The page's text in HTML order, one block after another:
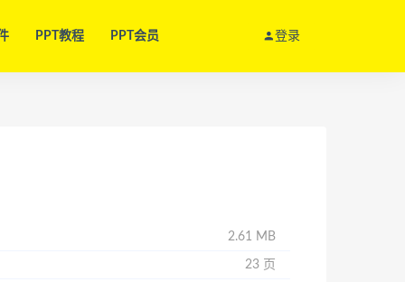
PPT教程 PPT会员 登录
2.61 MB
23 页